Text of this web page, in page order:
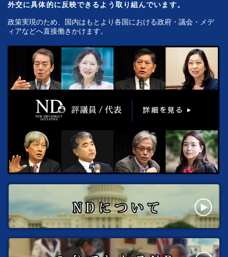
外交に具体的に反映できるよう取り組んでいます。
政策実現のため、国内はもとより各国における政府・議会・メデ
ィアなどへ直接働きかけます。